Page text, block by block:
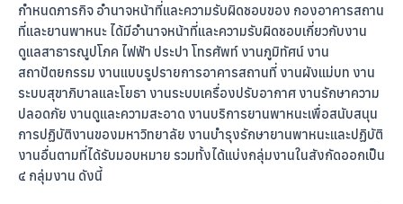
กำหนดภารกิจ อำนาจหน้าที่และความรับผิดชอบของ กองอาคารสถาน
ที่และยานพาหนะ ได้มีอำนาจหน้าที่และความรับผิดชอบเกี่ยวกับงาน
ดูแลสาธารณูปโภค ไฟฟ้า ประปา โทรศัพท์ งานภูมิทัศน์ งาน
สถาปัตยกรรม งานแบบรูปรายการอาคารสถานที่ งานผังแม่บท งาน
ระบบสุขาภิบาลและโยธา งานระบบเครื่องปรับอากาศ งานรักษาความ
ปลอดภัย งานดูและความสะอาด งานบริการยานพาหนะเพื่อสนับสนุน
การปฏิบัติงานของมหาวิทยาลัย งานบำรุงรักษายานพาหนะและปฏิบัติ
งานอื่นตามที่ได้รับมอบหมาย รวมทั้งได้แบ่งกลุ่มงานในสังกัดออกเป็น
๔ กลุ่มงาน ดังนี้